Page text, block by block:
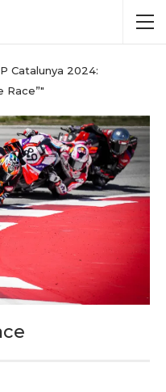
Catalunya 2024:
Race”"